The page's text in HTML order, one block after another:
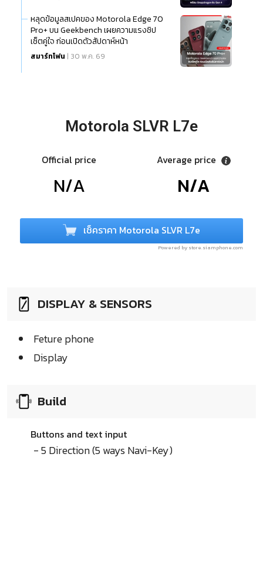
หลุดข้อมูลสเปคของ Motorola Edge 70
Pro+ บน Geekbench เผยความแรงชิป
เซ็ตคู่ใจ ก่อนเปิดตัวสัปดาห์หน้า
สมาร์ทโฟน | 30 พ.ค. 69
Motorola SLVR L7e
Official price
N/A
Average price
N/A
เช็คราคา Motorola SLVR L7e
Powered by store.siamphone.com
DISPLAY & SENSORS
Feture phone
Display
Build
Buttons and text input
- 5 Direction (5 ways Navi-Key)